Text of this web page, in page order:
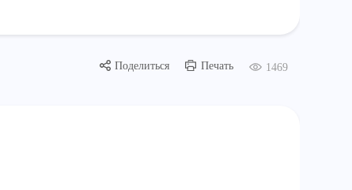
Поделиться Печать 1469